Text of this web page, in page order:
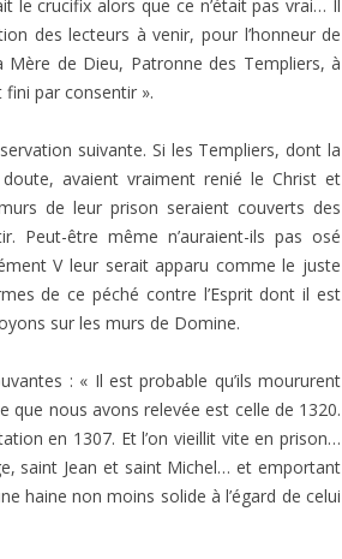
le crucifix alors que ce n’était pas vrai… Il
des lecteurs à venir, pour l’honneur de
Mère de Dieu, Patronne des Templiers, à
fini par consentir ».
suivante. Si les Templiers, dont la
avaient vraiment renié le Christ et
de leur prison seraient couverts des
Peut-être même n’auraient-ils pas osé
V leur serait apparu comme le juste
de ce péché contre l’Esprit dont il est
sur les murs de Domine.
: « Il est probable qu’ils moururent
que nous avons relevée est celle de 1320.
en 1307. Et l’on vieillit vite en prison…
saint Jean et saint Michel… et emportant
haine non moins solide à l’égard de celui